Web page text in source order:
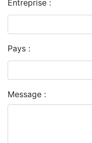
Entreprise :
Pays :
Message :